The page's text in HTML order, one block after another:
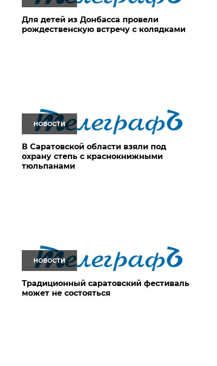
Для детей из Донбасса провели
рождественскую встречу с колядками
НОВОСТИ
В Саратовской области взяли под
охрану степь с краснокнижными
тюльпанами
НОВОСТИ
Традиционный саратовский фестиваль
может не состояться